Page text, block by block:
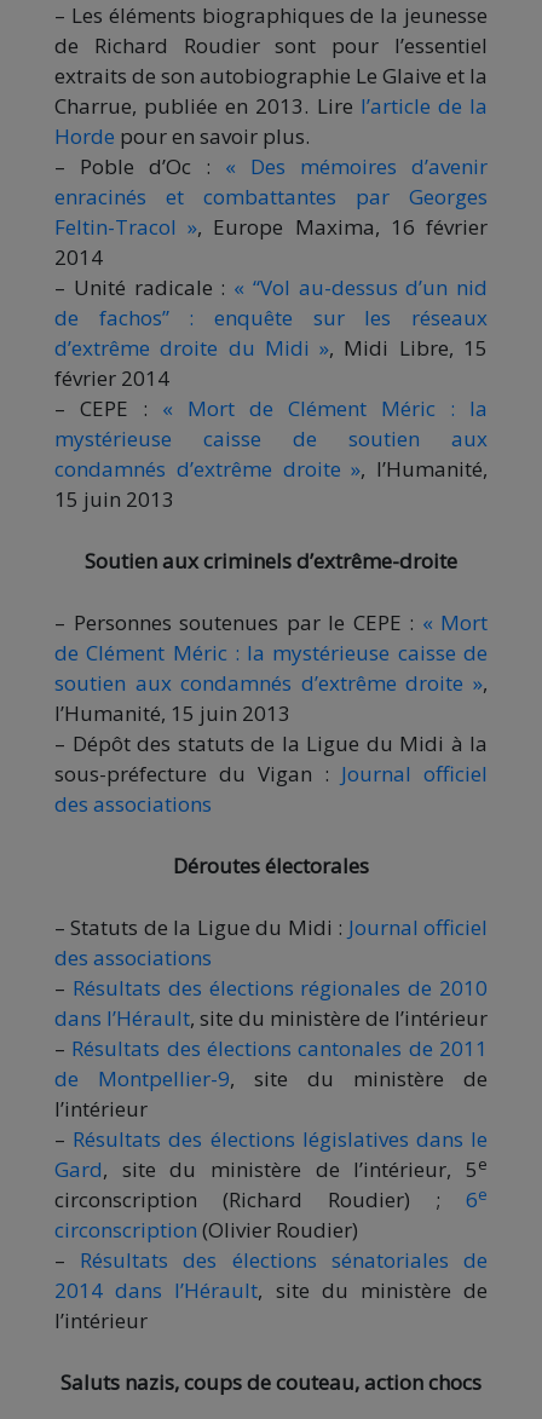
– Les éléments biographiques de la jeunesse
de Richard Roudier sont pour l’essentiel
extraits de son autobiographie Le Glaive et la
Charrue, publiée en 2013. Lire l’article de la
Horde pour en savoir plus.
– Poble d’Oc : « Des mémoires d’avenir
enracinés et combattantes par Georges
Feltin-Tracol », Europe Maxima, 16 février
2014
– Unité radicale : « “Vol au-dessus d’un nid
de fachos” : enquête sur les réseaux
d’extrême droite du Midi », Midi Libre, 15
février 2014
– CEPE : « Mort de Clément Méric : la
mystérieuse caisse de soutien aux
condamnés d’extrême droite », l’Humanité,
15 juin 2013
Soutien aux criminels d’extrême-droite
– Personnes soutenues par le CEPE : « Mort
de Clément Méric : la mystérieuse caisse de
soutien aux condamnés d’extrême droite »,
l’Humanité, 15 juin 2013
– Dépôt des statuts de la Ligue du Midi à la
sous-préfecture du Vigan : Journal officiel
des associations
Déroutes électorales
– Statuts de la Ligue du Midi : Journal officiel
des associations
– Résultats des élections régionales de 2010
dans l’Hérault, site du ministère de l’intérieur
– Résultats des élections cantonales de 2011
de Montpellier-9, site du ministère de
l’intérieur
– Résultats des élections législatives dans le
Gard, site du ministère de l’intérieur, 5e
circonscription (Richard Roudier) ; 6e
circonscription (Olivier Roudier)
– Résultats des élections sénatoriales de
2014 dans l’Hérault, site du ministère de
l’intérieur
Saluts nazis, coups de couteau, action chocs